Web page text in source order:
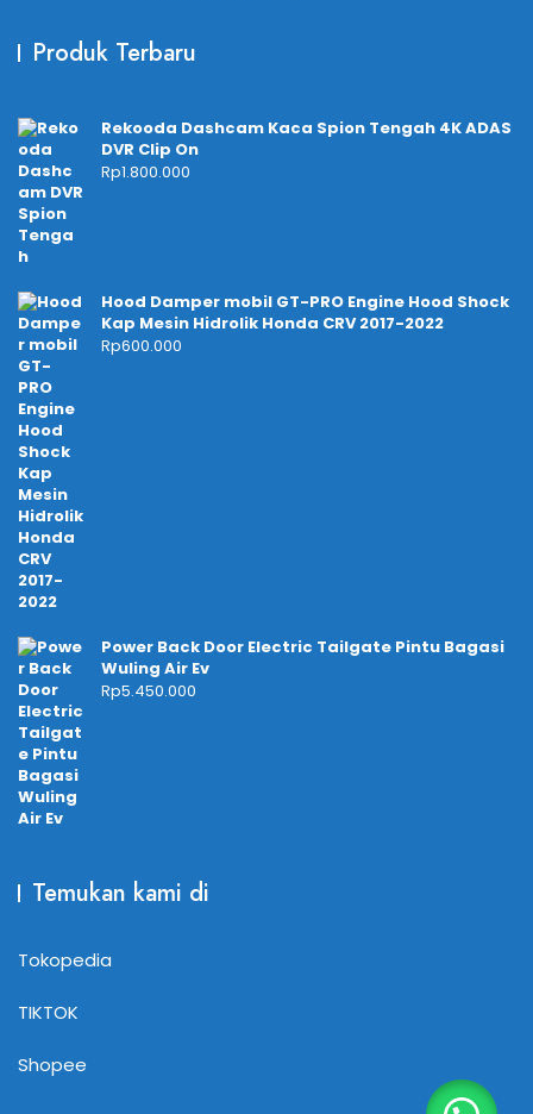
Produk Terbaru
Rekooda Dashcam Kaca Spion Tengah 4K ADAS
DVR Clip On
Rp1.800.000
Hood Damper mobil GT-PRO Engine Hood Shock
Kap Mesin Hidrolik Honda CRV 2017-2022
Rp600.000
Power Back Door Electric Tailgate Pintu Bagasi
Wuling Air Ev
Rp5.450.000
Temukan kami di
Tokopedia
TIKTOK
Shopee